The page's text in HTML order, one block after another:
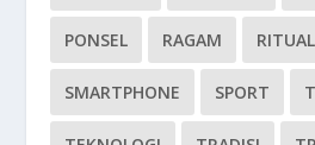
PONSEL RAGAM RITUAL
SMARTPHONE SPORT